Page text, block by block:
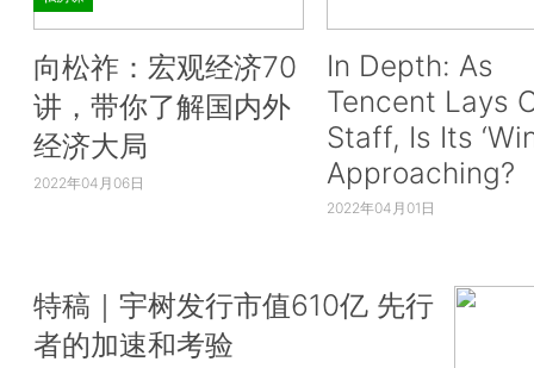
向松祚：宏观经济70
讲，带你了解国内外
经济大局
2022年04月06日
In Depth: As
Tencent Lays
Staff, Is Its
Approaching?
2022年04月01日
特稿｜宇树发行市值610亿 先行
者的加速和考验